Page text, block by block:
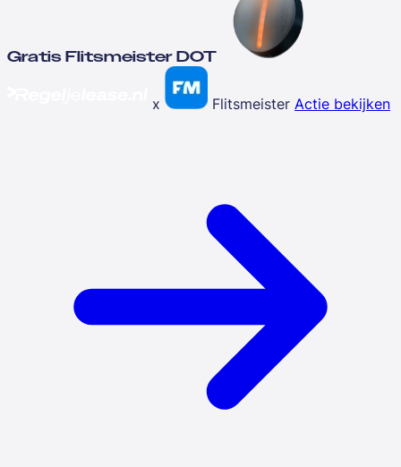
Gratis Flitsmeister DOT
x Flitsmeister Actie bekijken